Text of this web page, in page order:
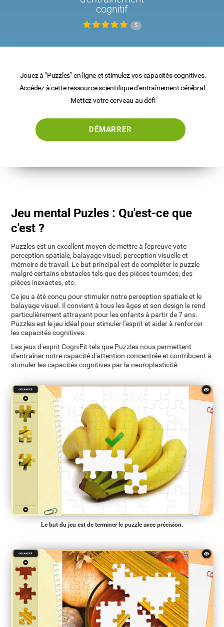
cognitif
5
Jouez à "Puzzles" en ligne et stimulez vos capacités cognitives.
Accédez à cette ressource scientifique d'entraînement cérébral.
Mettez votre cerveau au défi
DÉMARRER
Jeu mental Puzles : Qu'est-ce que
c'est ?
Puzzles est un excellent moyen de mettre à l'épreuve vote
perception spatiale, balayage visuel, perception visuelle et
mémoire de travail. Le but principal est de compléter le puzzle
malgré certains obstacles tels que des pièces tournées, des
pièces inexactes, etc.
Ce jeu a été conçu pour stimuler notre perception spatiale et le
balayage visuel. Il convient à tous les âges et son design le rend
particulièrement attrayant pour les enfants à partir de 7 ans.
Puzzles est le jeu idéal pour stimuler l'esprit et aider à renforcer
les capacités cognitives.
Les jeux d'esprit CogniFit tels que Puzzles nous permettent
d'entraîner notre capacité d'attention concentrée et contribuent à
stimuler les capacités cognitives par la neuroplasticité.
Le but du jeu est de terminer le puzzle avec précision.